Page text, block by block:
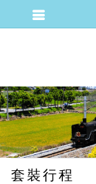
套裝行程